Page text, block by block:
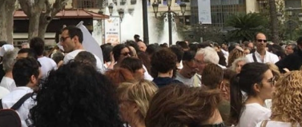
a demanar a Rajoy i Puigdemont que dialoguen.